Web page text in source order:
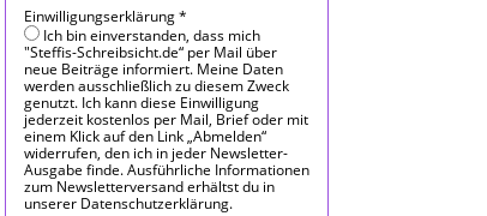
Einwilligungserklärung*
Ich bin einverstanden, dass mich
"Steffis-Schreibsicht.de“ per Mail über
neue Beiträge informiert. Meine Daten
werden ausschließlich zu diesem Zweck
genutzt. Ich kann diese Einwilligung
jederzeit kostenlos per Mail, Brief oder mit
einem Klick auf den Link „Abmelden“
widerrufen, den ich in jeder Newsletter-
Ausgabe finde. Ausführliche Informationen
zum Newsletterversand erhältst du in
unserer Datenschutzerklärung.